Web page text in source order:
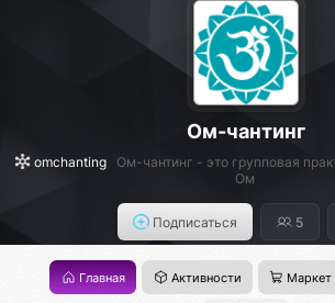
Ом-чантинг
omchanting
Ом-чантинг - это групповая
Ом
Подписаться 5
Главная Активности Маркет